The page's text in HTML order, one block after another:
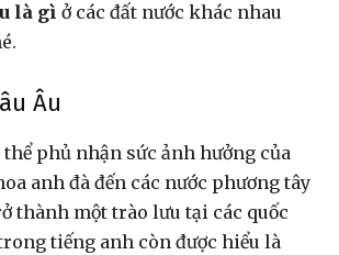
là gì ở các đất nước khác nhau
Âu
phủ nhận sức ảnh hưởng của
anh đà đến các nước phương tây
thành một trào lưu tại các quốc
tiếng anh còn được hiểu là